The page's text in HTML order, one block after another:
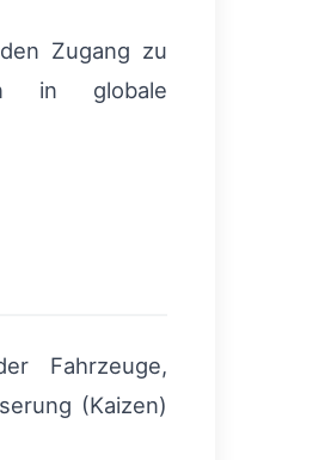
Zugang zu
in globale
Fahrzeuge,
(Kaizen)